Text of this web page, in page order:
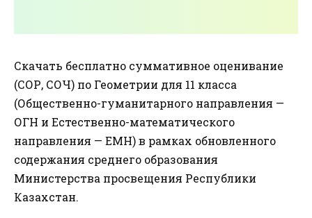
Скачать бесплатно суммативное оценивание
(СОР, СОЧ) по Геометрии для 11 класса
(Общественно-гуманитарного направления —
ОГН и Естественно-математического
направления — ЕМН) в рамках обновленного
содержания среднего образования
Министерства просвещения Республики
Казахстан.